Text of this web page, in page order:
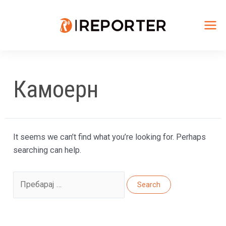
Камоерн
It seems we can’t find what you’re looking for. Perhaps
searching can help.